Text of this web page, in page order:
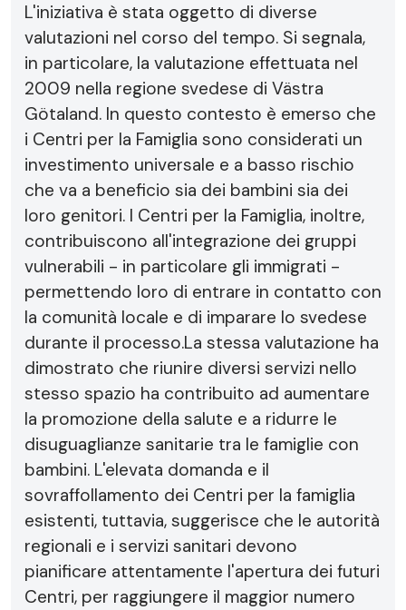
L'iniziativa è stata oggetto di diverse
valutazioni nel corso del tempo. Si segnala,
in particolare, la valutazione effettuata nel
2009 nella regione svedese di Västra
Götaland. In questo contesto è emerso che
i Centri per la Famiglia sono considerati un
investimento universale e a basso rischio
che va a beneficio sia dei bambini sia dei
loro genitori. I Centri per la Famiglia, inoltre,
contribuiscono all'integrazione dei gruppi
vulnerabili - in particolare gli immigrati -
permettendo loro di entrare in contatto con
la comunità locale e di imparare lo svedese
durante il processo.La stessa valutazione ha
dimostrato che riunire diversi servizi nello
stesso spazio ha contribuito ad aumentare
la promozione della salute e a ridurre le
disuguaglianze sanitarie tra le famiglie con
bambini. L'elevata domanda e il
sovraffollamento dei Centri per la famiglia
esistenti, tuttavia, suggerisce che le autorità
regionali e i servizi sanitari devono
pianificare attentamente l'apertura dei futuri
Centri, per raggiungere il maggior numero